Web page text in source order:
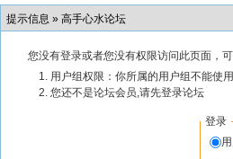
提示信息 » 高手心水论坛
您没有登录或者您没有权限访问此页面，
用户组权限：你所属的用户组不能使
您还不是论坛会员,请先登录论坛
登录